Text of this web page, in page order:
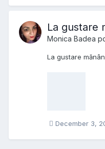
La gustare
Monica Badea
La gustare
December 3,